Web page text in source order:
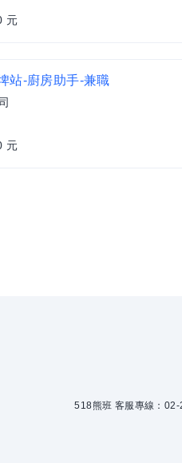
元
站-廚房助手-兼職
元
518熊班 客服專線：